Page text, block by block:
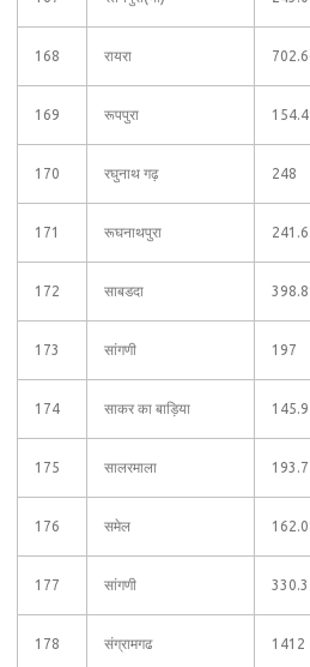
168 रायरा
169 रूपपुरा
170 रघुनाथ गढ़ 248
171 रूघनाथपुरा
172 साबडदा
173 सांगणी 197
174 साकर का बाड़िया
175 सालरमाला
176 समेल
177 सांगणी
178 संग्रामगढ 1412